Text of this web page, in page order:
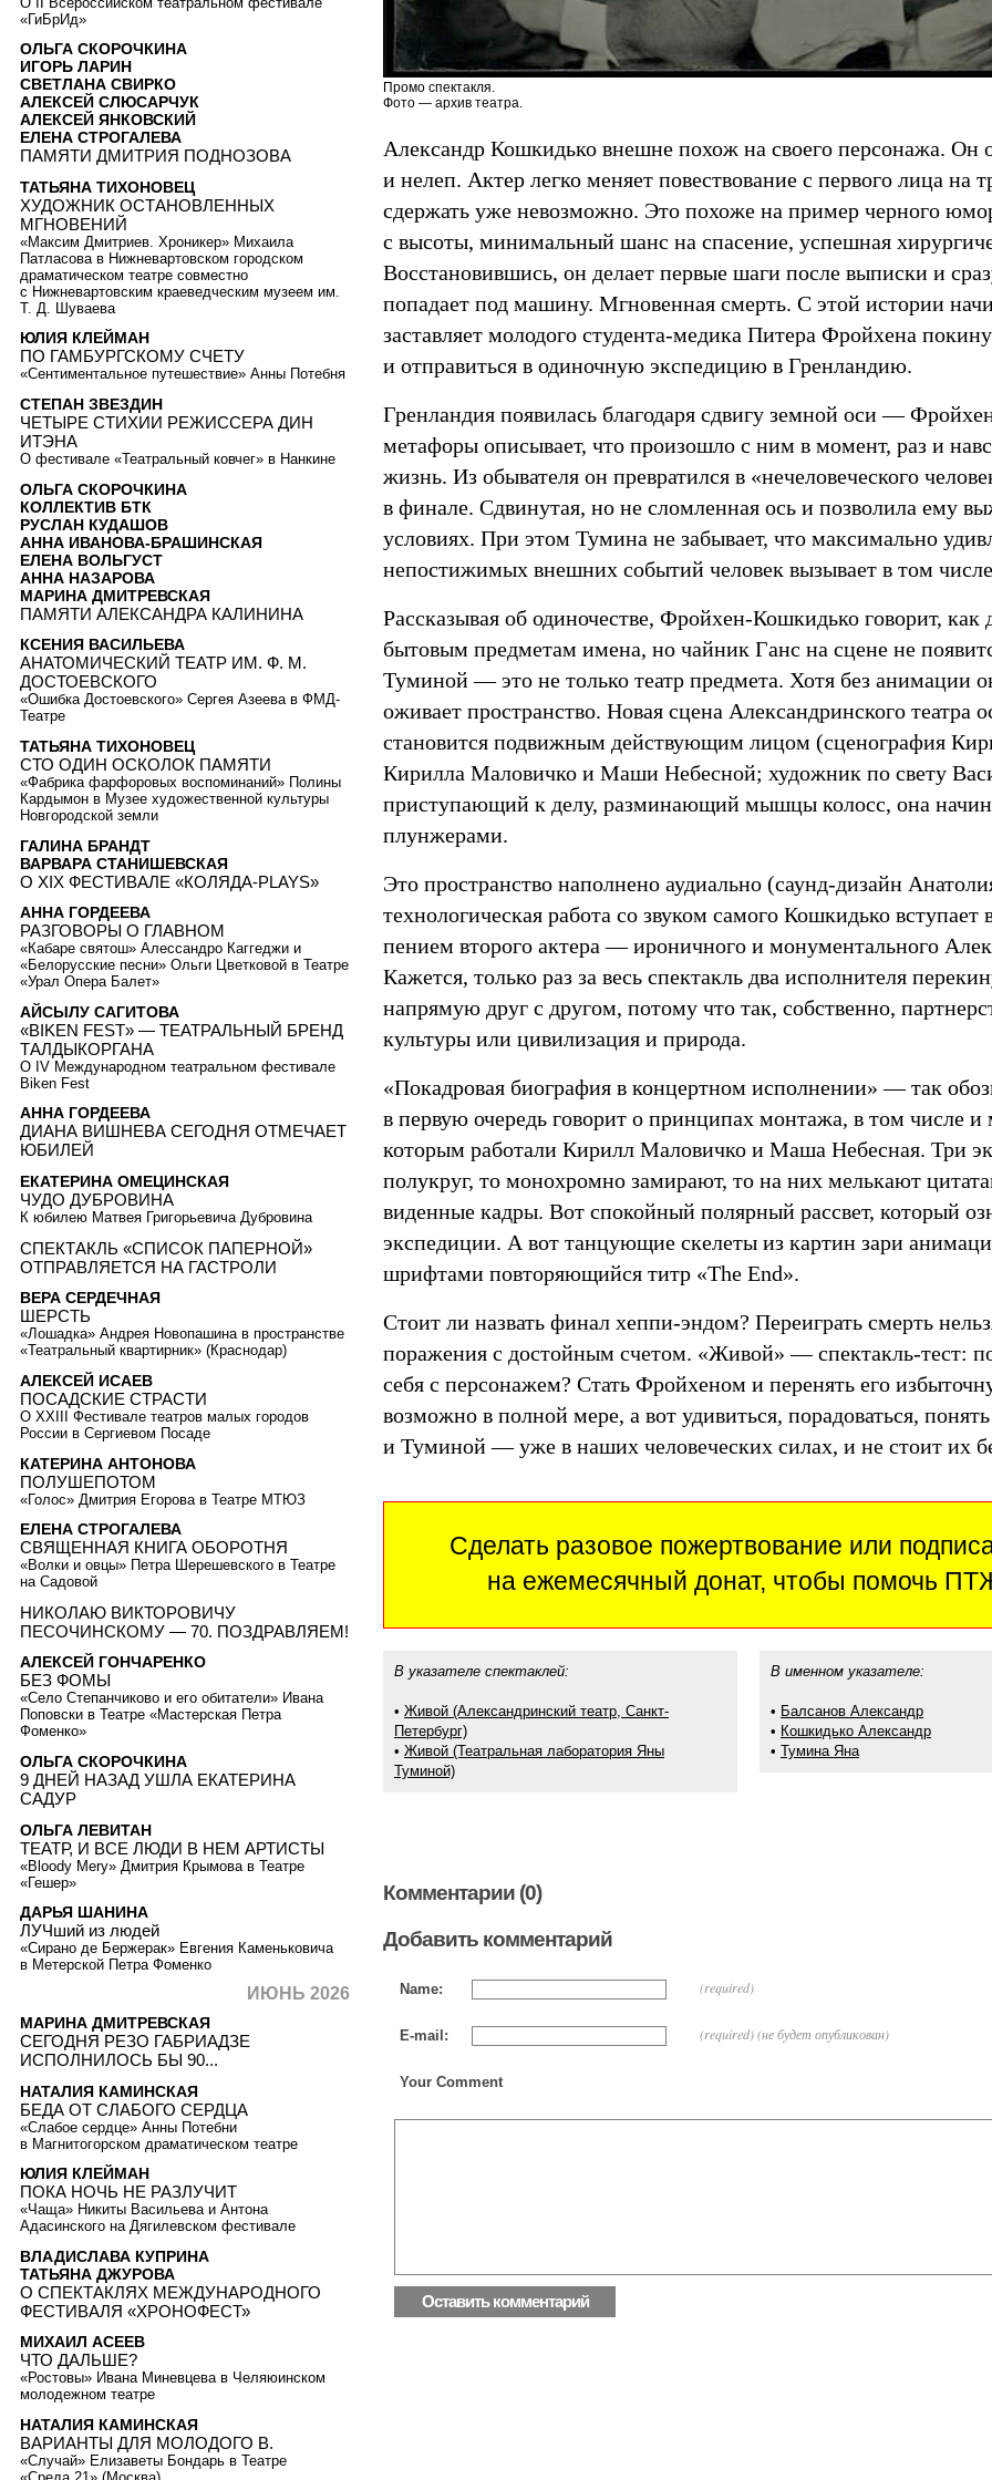
Промо спектакля.
Фото — архив театра.
Александр Кошкидько внешне похож на своего персонажа. Он
и нелеп. Актер легко меняет повествование с первого лица на
сдержать уже невозможно. Это похоже на пример черного
с высоты, минимальный шанс на спасение, успешная
Восстановившись, он делает первые шаги после выписки и
попадает под машину. Мгновенная смерть. С этой истории
заставляет молодого студента-медика Питера Фройхена
и отправиться в одиночную экспедицию в Гренландию.
Гренландия появилась благодаря сдвигу земной оси —
метафоры описывает, что произошло с ним в момент, раз и
жизнь. Из обывателя он превратился в «нечеловеческого
в финале. Сдвинутая, но не сломленная ось и позволила ему
условиях. При этом Тумина не забывает, что максимально
непостижимых внешних событий человек вызывает в том
Рассказывая об одиночестве, Фройхен-Кошкидько говорит, как
бытовым предметам имена, но чайник Ганс на сцене не
Туминой — это не только театр предмета. Хотя без анимации
оживает пространство. Новая сцена Александринского театра
становится подвижным действующим лицом (сценография
Кирилла Маловичко и Маши Небесной; художник по свету
приступающий к делу, разминающий мышцы колосс, она
плунжерами.
Это пространство наполнено аудиально (саунд-дизайн
технологическая работа со звуком самого Кошкидько
пением второго актера — ироничного и монументального
Кажется, только раз за весь спектакль два исполнителя
напрямую друг с другом, потому что так, собственно,
культуры или цивилизация и природа.
«Покадровая биография в концертном исполнении» — так
в первую очередь говорит о принципах монтажа, в том числе
которым работали Кирилл Маловичко и Маша Небесная. Три
полукруг, то монохромно замирают, то на них мелькают
виденные кадры. Вот спокойный полярный рассвет, который
экспедиции. А вот танцующие скелеты из картин зари
шрифтами повторяющийся титр «The End».
Стоит ли назвать финал хеппи-эндом? Переиграть смерть
поражения с достойным счетом. «Живой» — спектакль-тест:
себя с персонажем? Стать Фройхеном и перенять его
возможно в полной мере, а вот удивиться, порадоваться,
и Туминой — уже в наших человеческих силах, и не стоит их
Сделать разовое пожертвование или
на ежемесячный донат, чтобы помочь
В указателе спектаклей:
• Живой (Александринский театр, Санкт-
Петербург)
• Живой (Театральная лаборатория Яны
Туминой)
В именном указателе:
• Балсанов Александр
• Кошкидько Александр
• Тумина Яна
Комментарии (0)
Добавить комментарий
Name: (required)
E-mail: (required) (не будет опубликован)
Your Comment
«ГиБрИд»
ОЛЬГА СКОРОЧКИНА
ИГОРЬ ЛАРИН
СВЕТЛАНА СВИРКО
АЛЕКСЕЙ СЛЮСАРЧУК
АЛЕКСЕЙ ЯНКОВСКИЙ
ЕЛЕНА СТРОГАЛЕВА
ПАМЯТИ ДМИТРИЯ ПОДНОЗОВА
ТАТЬЯНА ТИХОНОВЕЦ
ХУДОЖНИК ОСТАНОВЛЕННЫХ
МГНОВЕНИЙ
«Максим Дмитриев. Хроникер» Михаила
Патласова в Нижневартовском городском
драматическом театре совместно
с Нижневартовским краеведческим музеем им.
Т. Д. Шуваева
ЮЛИЯ КЛЕЙМАН
ПО ГАМБУРГСКОМУ СЧЕТУ
«Сентиментальное путешествие» Анны Потебня
СТЕПАН ЗВЕЗДИН
ЧЕТЫРЕ СТИХИИ РЕЖИССЕРА ДИН
ИТЭНА
О фестивале «Театральный ковчег» в Нанкине
ОЛЬГА СКОРОЧКИНА
КОЛЛЕКТИВ БТК
РУСЛАН КУДАШОВ
АННА ИВАНОВА-БРАШИНСКАЯ
ЕЛЕНА ВОЛЬГУСТ
АННА НАЗАРОВА
МАРИНА ДМИТРЕВСКАЯ
ПАМЯТИ АЛЕКСАНДРА КАЛИНИНА
КСЕНИЯ ВАСИЛЬЕВА
АНАТОМИЧЕСКИЙ ТЕАТР ИМ. Ф. М.
ДОСТОЕВСКОГО
«Ошибка Достоевского» Сергея Азеева в ФМД-
Театре
ТАТЬЯНА ТИХОНОВЕЦ
СТО ОДИН ОСКОЛОК ПАМЯТИ
«Фабрика фарфоровых воспоминаний» Полины
Кардымон в Музее художественной культуры
Новгородской земли
ГАЛИНА БРАНДТ
ВАРВАРА СТАНИШЕВСКАЯ
О XIX ФЕСТИВАЛЕ «КОЛЯДА-PLAYS»
АННА ГОРДЕЕВА
РАЗГОВОРЫ О ГЛАВНОМ
«Кабаре святош» Алессандро Каггеджи и
«Белорусские песни» Ольги Цветковой в Театре
«Урал Опера Балет»
АЙСЫЛУ САГИТОВА
«BIKEN FEST» — ТЕАТРАЛЬНЫЙ БРЕНД
ТАЛДЫКОРГАНА
О IV Международном театральном фестивале
Biken Fest
АННА ГОРДЕЕВА
ДИАНА ВИШНЕВА СЕГОДНЯ ОТМЕЧАЕТ
ЮБИЛЕЙ
ЕКАТЕРИНА ОМЕЦИНСКАЯ
ЧУДО ДУБРОВИНА
К юбилею Матвея Григорьевича Дубровина
СПЕКТАКЛЬ «СПИСОК ПАПЕРНОЙ»
ОТПРАВЛЯЕТСЯ НА ГАСТРОЛИ
ВЕРА СЕРДЕЧНАЯ
ШЕРСТЬ
«Лошадка» Андрея Новопашина в пространстве
«Театральный квартирник» (Краснодар)
АЛЕКСЕЙ ИСАЕВ
ПОСАДСКИЕ СТРАСТИ
О XXIII Фестивале театров малых городов
России в Сергиевом Посаде
КАТЕРИНА АНТОНОВА
ПОЛУШЕПОТОМ
«Голос» Дмитрия Егорова в Театре МТЮЗ
ЕЛЕНА СТРОГАЛЕВА
СВЯЩЕННАЯ КНИГА ОБОРОТНЯ
«Волки и овцы» Петра Шерешевского в Театре
на Садовой
НИКОЛАЮ ВИКТОРОВИЧУ
ПЕСОЧИНСКОМУ — 70. ПОЗДРАВЛЯЕМ!
АЛЕКСЕЙ ГОНЧАРЕНКО
БЕЗ ФОМЫ
«Село Степанчиково и его обитатели» Ивана
Поповски в Театре «Мастерская Петра
Фоменко»
ОЛЬГА СКОРОЧКИНА
9 ДНЕЙ НАЗАД УШЛА ЕКАТЕРИНА
САДУР
ОЛЬГА ЛЕВИТАН
ТЕАТР, И ВСЕ ЛЮДИ В НЕМ АРТИСТЫ
«Bloody Mery» Дмитрия Крымова в Театре
«Гешер»
ДАРЬЯ ШАНИНА
ЛУЧший из людей
«Сирано де Бержерак» Евгения Каменьковича
в Метерской Петра Фоменко
ИЮНЬ 2026
МАРИНА ДМИТРЕВСКАЯ
СЕГОДНЯ РЕЗО ГАБРИАДЗЕ
ИСПОЛНИЛОСЬ БЫ 90...
НАТАЛИЯ КАМИНСКАЯ
БЕДА ОТ СЛАБОГО СЕРДЦА
«Слабое сердце» Анны Потебни
в Магнитогорском драматическом театре
ЮЛИЯ КЛЕЙМАН
ПОКА НОЧЬ НЕ РАЗЛУЧИТ
«Чаща» Никиты Васильева и Антона
Адасинского на Дягилевском фестивале
ВЛАДИСЛАВА КУПРИНА
ТАТЬЯНА ДЖУРОВА
О СПЕКТАКЛЯХ МЕЖДУНАРОДНОГО
ФЕСТИВАЛЯ «ХРОНОФЕСТ»
МИХАИЛ АСЕЕВ
ЧТО ДАЛЬШЕ?
«Ростовы» Ивана Миневцева в Челяюинском
молодежном театре
НАТАЛИЯ КАМИНСКАЯ
ВАРИАНТЫ ДЛЯ МОЛОДОГО В.
«Случай» Елизаветы Бондарь в Театре